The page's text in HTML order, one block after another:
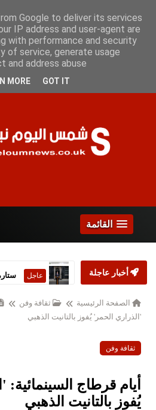
الصفحات
القائمة
أخبار عاجلة عاجل
الصفحة الرئيسية ثقافة وفن
'الذراري الحمر' يُفوز بالتانيت الذهبي
ثقافة وفن
أيام قرطاج
يُفوز بالتانيت الذهبي
Google to deliver its services
IP address and user-agent are
with performance and security
of service, generate usage
address abuse.
MORE GOT IT